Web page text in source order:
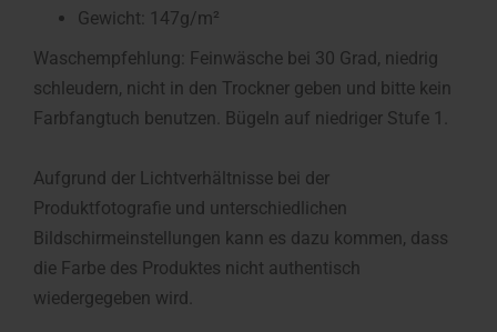
Gewicht: 147g/m²
Waschempfehlung: Feinwäsche bei 30 Grad, niedrig
schleudern, nicht in den Trockner geben und bitte kein
Farbfangtuch benutzen. Bügeln auf niedriger Stufe 1.
Aufgrund der Lichtverhältnisse bei der
Produktfotografie und unterschiedlichen
Bildschirmeinstellungen kann es dazu kommen, dass
die Farbe des Produktes nicht authentisch
wiedergegeben wird.